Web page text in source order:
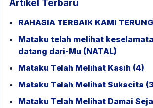
Artikel Terbaru
RAHASIA TERBAIK KAMI
Mataku telah melihat
datang dari-Mu (NATAL)
Mataku Telah Melihat Kasih (4)
Mataku Telah Melihat Sukacita
Mataku Telah Melihat Damai